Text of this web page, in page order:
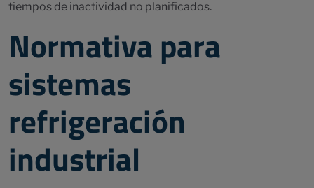
tiempos de inactividad no planificados.
Normativa para
sistemas
refrigeración
industrial